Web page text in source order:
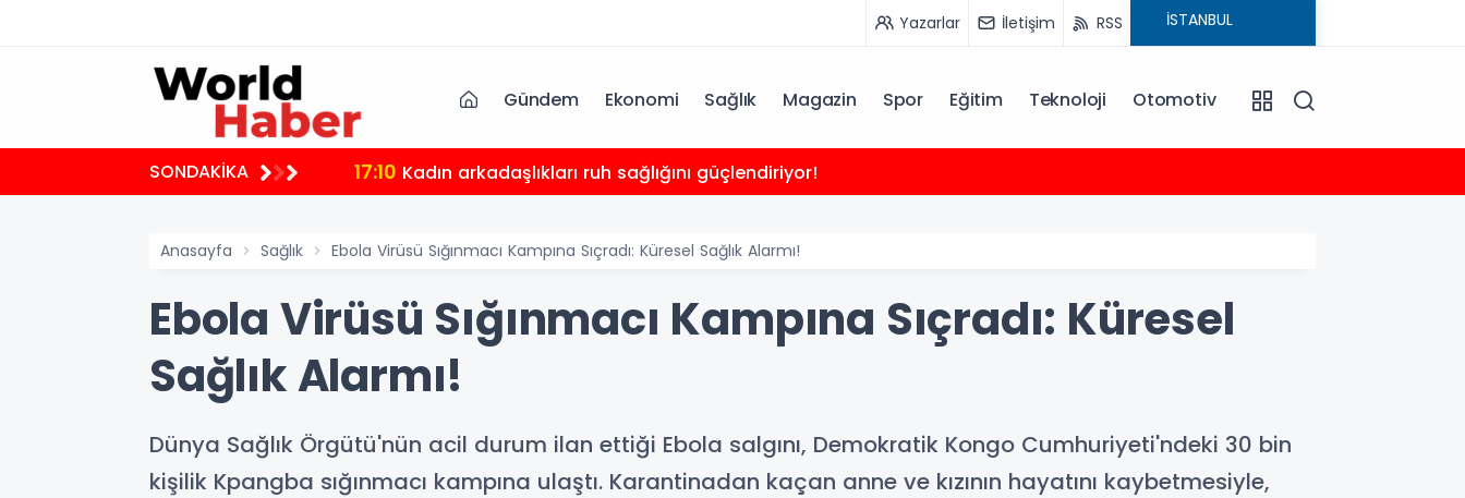
Yazarlar İletişim RSS
Gündem Ekonomi Sağlık Magazin Spor Eğitim Teknoloji Otomotiv
SONDAKİKA 17:11 Ata Yatırım Dış Ticaret Dengesi Analiz Raporunu Yayımladı
Anasayfa Sağlık Ebola Virüsü Sığınmacı Kampına Sıçradı: Küresel Sağlık Alarmı!
Ebola Virüsü Sığınmacı Kampına Sıçradı: Küresel
Sağlık Alarmı!
Dünya Sağlık Örgütü'nün acil durum ilan ettiği Ebola salgını, Demokratik Kongo Cumhuriyeti'ndeki 30 bin
kişilik Kpangba sığınmacı kampına ulaştı. Karantinadan kaçan anne ve kızının hayatını kaybetmesiyle,